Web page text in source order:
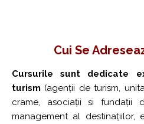
Cui Se
Cursurile sunt dedicate
turism (agenții de turism,
crame, asociații si fundații
management al destinațiilor,